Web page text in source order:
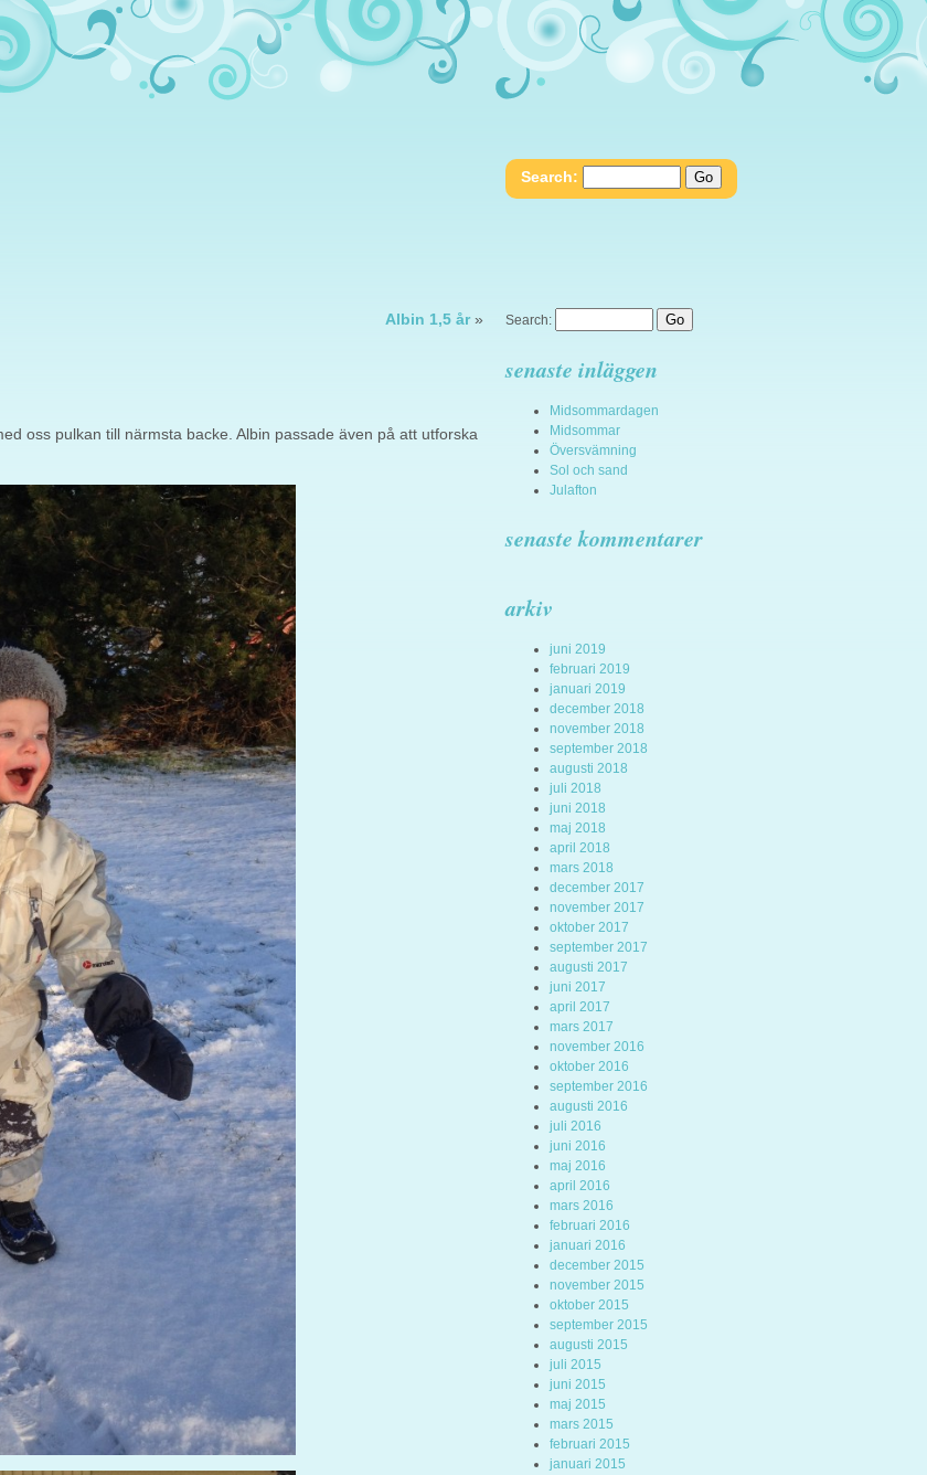
Search:
Albin 1,5 år»
oss pulkan till närmsta backe. Albin passade även på att utforska
Search:
senaste inläggen
Midsommardagen
Midsommar
Översvämning
Sol och sand
Julafton
senaste kommentarer
arkiv
juni 2019
februari 2019
januari 2019
december 2018
november 2018
september 2018
augusti 2018
juli 2018
juni 2018
maj 2018
april 2018
mars 2018
december 2017
november 2017
oktober 2017
september 2017
augusti 2017
juni 2017
april 2017
mars 2017
november 2016
oktober 2016
september 2016
augusti 2016
juli 2016
juni 2016
maj 2016
april 2016
mars 2016
februari 2016
januari 2016
december 2015
november 2015
oktober 2015
september 2015
augusti 2015
juli 2015
juni 2015
maj 2015
mars 2015
februari 2015
januari 2015